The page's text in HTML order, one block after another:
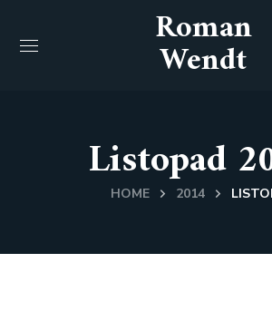
Roman
Wendt
Listopad
HOME 2014